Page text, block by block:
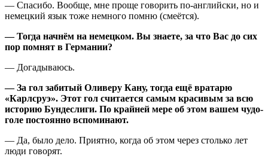
— Спасибо. Вообще, мне проще говорить по-английски, но и
немецкий язык тоже немного помню (cмеётся).
— Тогда начнём на немецком. Вы знаете, за что Вас до сих
пор помнят в Германии?
— Догадываюсь.
— За гол забитый Оливеру Кану, тогда ещё вратарю
«Карлсруэ». Этот гол считается самым красивым за всю
историю Бундеслиги. По крайней мере об этом вашем чудо-
голе постоянно вспоминают.
— Да, было дело. Приятно, когда об этом через столько лет
люди говорят.